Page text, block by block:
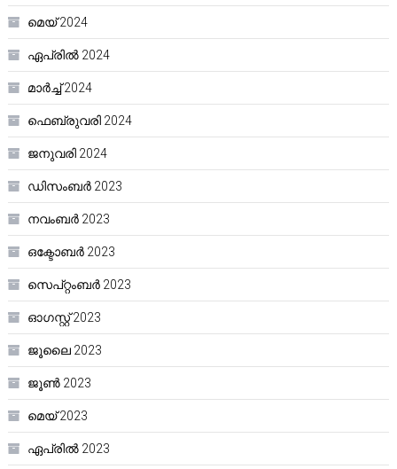
മെയ്‌ 2024
ഏപ്രിൽ 2024
മാർച്ച്‌ 2024
ഫെബ്രുവരി 2024
ജനുവരി 2024
ഡിസംബർ 2023
നവംബർ 2023
ഒക്ടോബർ 2023
സെപ്റ്റംബർ 2023
ഓഗസ്റ്റ്‌ 2023
ജൂലൈ 2023
ജൂൺ 2023
മെയ്‌ 2023
ഏപ്രിൽ 2023